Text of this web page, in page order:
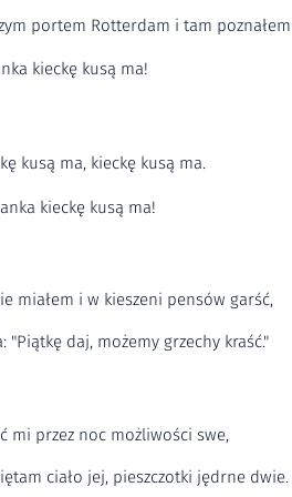
portem Rotterdam i tam
kieckę kusą ma!
kusą ma, kieckę kusą ma.
kieckę kusą ma!
miałem i w kieszeni pensów garść,
"Piątkę daj, możemy grzechy kraść."
mi przez noc możliwości swe,
ciało jej, pieszczotki jędrne dwie.